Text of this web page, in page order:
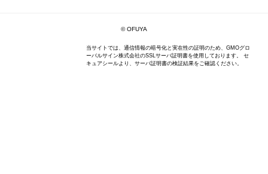
© OFUYA
当サイトでは、通信情報の暗号化と実在性の証明のため、GMOグロ
ーバルサイン株式会社のSSLサーバ証明書を使用しております。 セ
キュアシールより、サーバ証明書の検証結果をご確認ください。